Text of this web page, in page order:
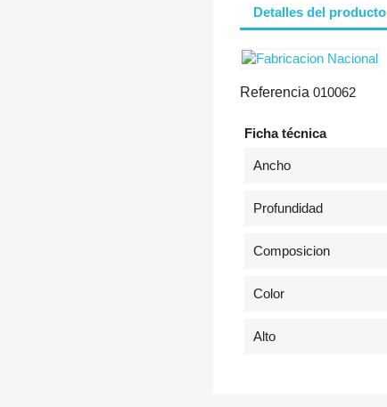
Detalles del producto
Referencia 010062
Ficha técnica
Ancho
Profundidad
Composicion
Color
Alto